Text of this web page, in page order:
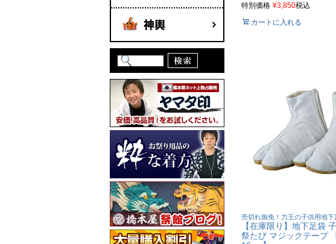
神輿
特別価格 ¥3,850税込
カートに入れる
売切れ御免！力王の子供用地下
【在庫限り】地下足袋
祭たび マジックテープ